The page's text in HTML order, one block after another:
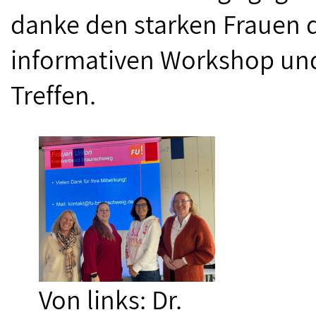
danke den starken
informativen Workshop
Treffen.
Von links: Dr.